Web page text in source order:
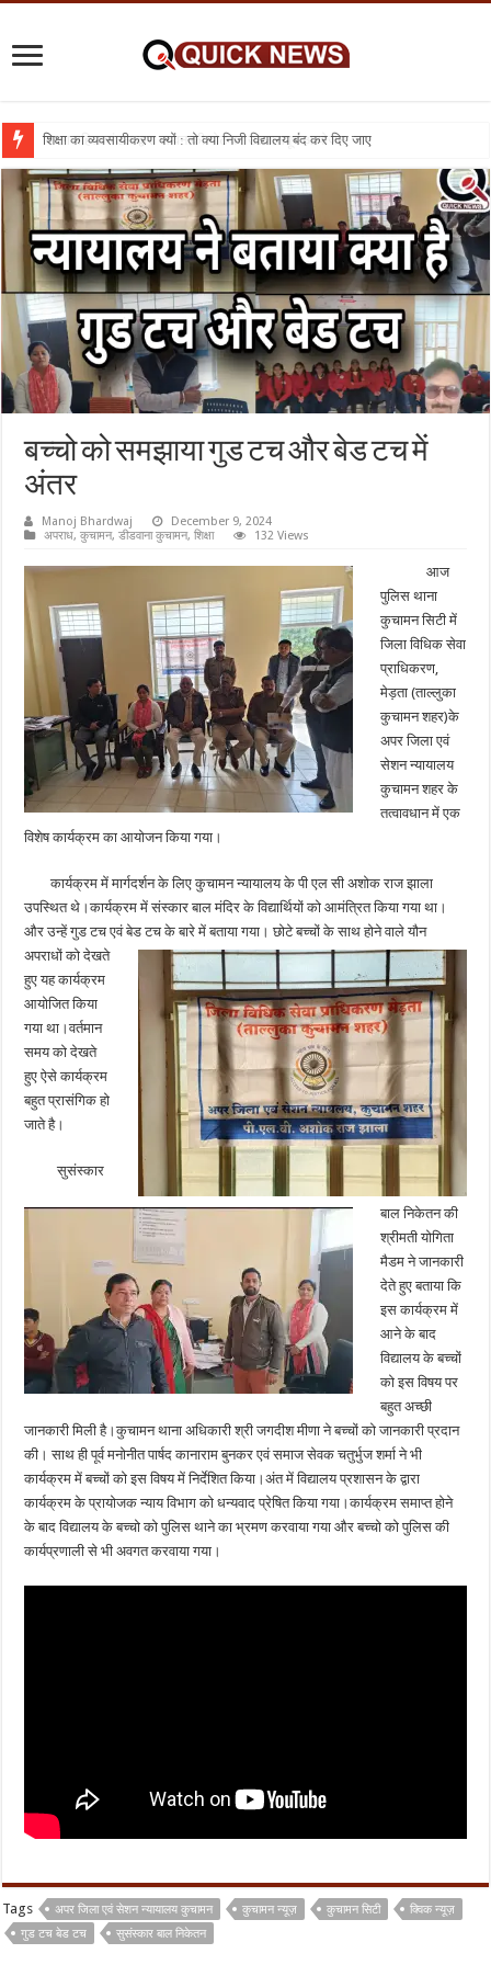
शिक्षा का व्यवसायीकरण क्यों : तो क्या निजी विद्यालय बंद कर दिए जाए
बच्चो को समझाया गुड टच और बेड टच में
अंतर
Manoj Bhardwaj
December 9, 2024
अपराध,कुचामन,डीडवाना कुचामन,शिक्षा 132 Views
आज
पुलिस थाना
कुचामन सिटी में
जिला विधिक सेवा
प्राधिकरण,
मेड़ता (ताल्लुका
कुचामन शहर)के
अपर जिला एवं
सेशन न्यायालय
कुचामन शहर के
तत्वावधान में एक
विशेष कार्यक्रम का आयोजन किया गया।
कार्यक्रम में मार्गदर्शन के लिए कुचामन न्यायालय के पी एल सी अशोक राज झाला
उपस्थित थे।कार्यक्रम में संस्कार बाल मंदिर के विद्यार्थियों को आमंत्रित किया गया था।
और उन्हें गुड टच एवं बेड टच के बारे में बताया गया। छोटे बच्चों के साथ होने वाले यौन
अपराधों को देखते
हुए यह कार्यक्रम
आयोजित किया
गया था।वर्तमान
समय को देखते
हुए ऐसे कार्यक्रम
बहुत प्रासंगिक हो
जाते है।
सुसंस्कार
बाल निकेतन की
श्रीमती योगिता
मैडम ने जानकारी
देते हुए बताया कि
इस कार्यक्रम में
आने के बाद
विद्यालय के बच्चों
को इस विषय पर
बहुत अच्छी
जानकारी मिली है।कुचामन थाना अधिकारी श्री जगदीश मीणा ने बच्चों को जानकारी प्रदान
की। साथ ही पूर्व मनोनीत पार्षद कानाराम बुनकर एवं समाज सेवक चतुर्भुज शर्मा ने भी
कार्यक्रम में बच्चों को इस विषय में निर्देशित किया।अंत में विद्यालय प्रशासन के द्वारा
कार्यक्रम के प्रायोजक न्याय विभाग को धन्यवाद प्रेषित किया गया।कार्यक्रम समाप्त होने
के बाद विद्यालय के बच्चो को पुलिस थाने का भ्रमण करवाया गया और बच्चो को पुलिस की
कार्यप्रणाली से भी अवगत करवाया गया।
Tags अपर जिला एवं सेशन न्यायालय कुचामन कुचामन न्यूज़ कुचामन सिटी
क्विक न्यूज़
गुड टच बेड टच
सुसंस्कार बाल निकेतन